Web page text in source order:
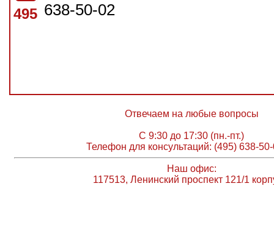
495 638-50-02
Отвечаем на любые вопросы
С 9:30 до 17:30 (пн.-пт.)
Телефон для консультаций: (495) 638-
Наш офис:
117513, Ленинский проспект 121/1